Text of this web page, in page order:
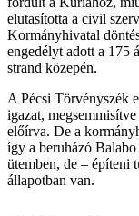
elutasította a civil
Kormányhivatal
engedélyt adott a 175
strand közepén.
A Pécsi Törvényszék
igazat,
előírva. De a
így a beruházó
ütemben, de – építeni
állapotban van.